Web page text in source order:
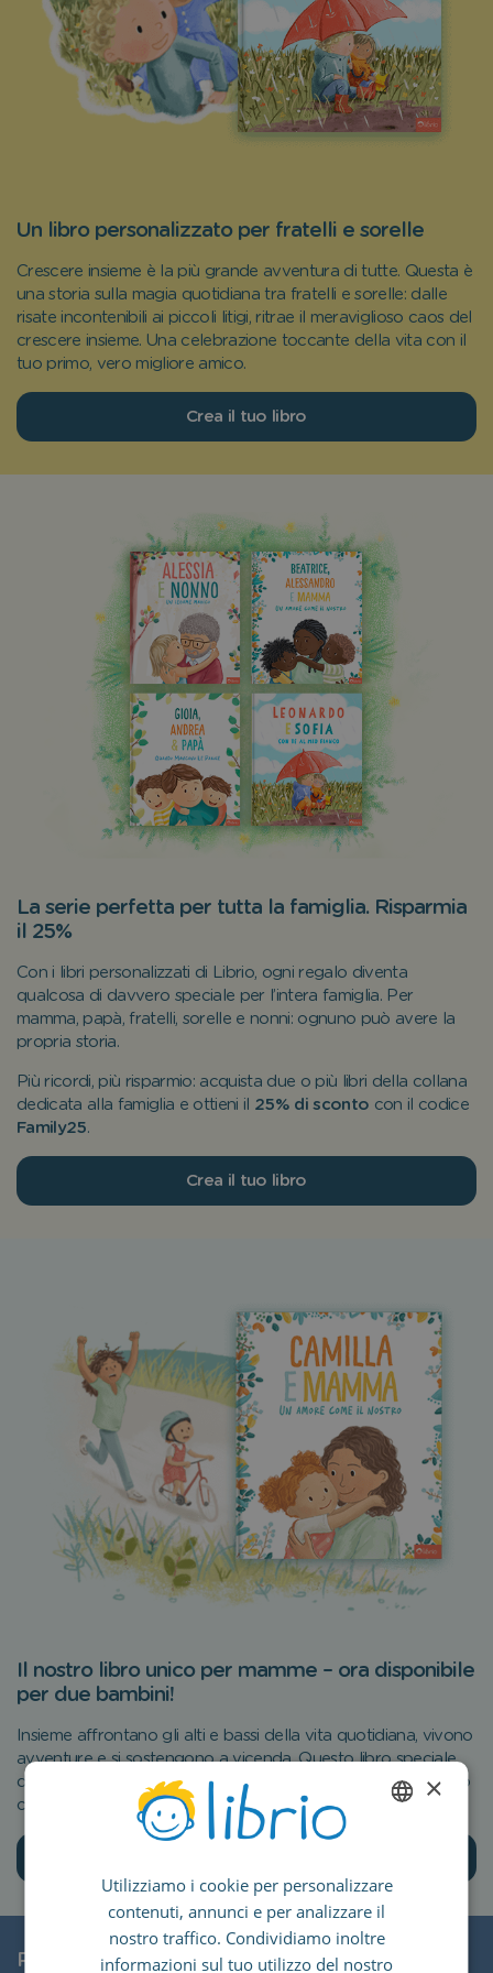
Un libro personalizzato per fratelli e sorelle
Crescere insieme è la più grande avventura di tutte. Questa è
una storia sulla magia quotidiana tra fratelli e sorelle: dalle
risate incontenibili ai piccoli litigi, ritrae il meraviglioso caos del
crescere insieme. Una celebrazione toccante della vita con il
tuo primo, vero migliore amico.
Crea il tuo libro
La serie perfetta per tutta la famiglia. Risparmia
il 25%
Con i libri personalizzati di Librio, ogni regalo diventa
qualcosa di davvero speciale per l’intera famiglia. Per
mamma, papà, fratelli, sorelle e nonni: ognuno può avere la
propria storia.
Più ricordi, più risparmio: acquista due o più libri della collana
dedicata alla famiglia e ottieni il 25% di sconto con il codice
Family25.
Crea il tuo libro
Il nostro libro unico per mamme – ora disponibile
per due bambini!
Insieme affrontano gli alti e bassi della vita quotidiana, vivono
avventure e si sostengono a vicenda. Questo libro speciale
descrive con affetto tutti quei momenti preziosi che rendono
così unico il legame tra madre e figlio.
Più che un semplice libro
GERMAN
SPANISH
FRENCH
×
Utilizziamo i cookie per personalizzare
contenuti, annunci e per analizzare il
nostro traffico. Condividiamo inoltre
informazioni sul tuo utilizzo del nostro